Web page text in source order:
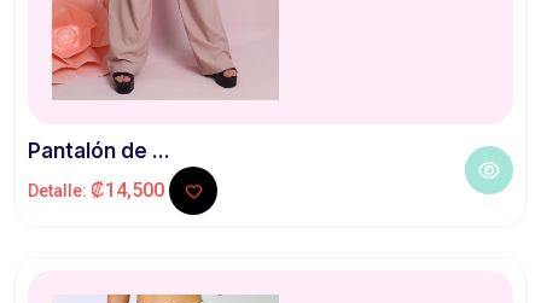
Pantalón de ...
Detalle: ₡14,500